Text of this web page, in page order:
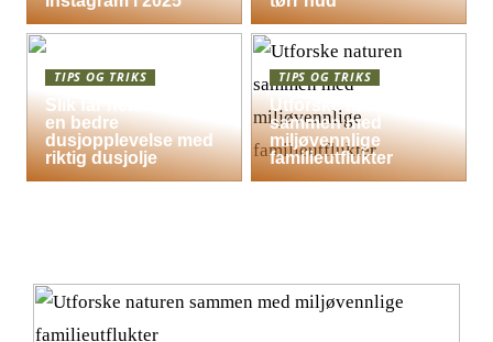
TIPS OG TRIKS
Slik får hele familien
en bedre
dusjopplevelse med
riktig dusjolje
TIPS OG TRIKS
Utforske naturen
sammen med
miljøvennlige
familieutflukter